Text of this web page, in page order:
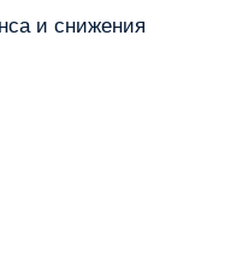
и снижения